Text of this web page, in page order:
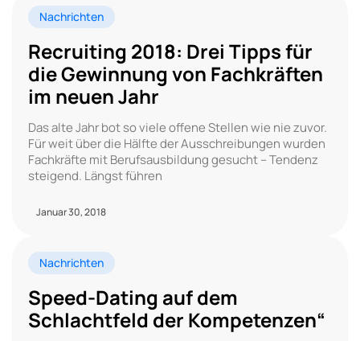
Nachrichten
Recruiting 2018: Drei Tipps für
die Gewinnung von Fachkräften
im neuen Jahr
Das alte Jahr bot so viele offene Stellen wie nie zuvor.
Für weit über die Hälfte der Ausschreibungen wurden
Fachkräfte mit Berufsausbildung gesucht – Tendenz
steigend. Längst führen
Januar 30, 2018
Nachrichten
Speed-Dating auf dem
Schlachtfeld der Kompetenzen“